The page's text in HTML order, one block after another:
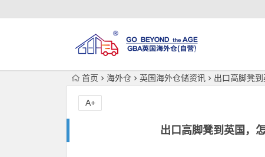
首页 海外仓 英国海外仓储资讯 出口高脚凳
出口高脚凳到英国，
A+